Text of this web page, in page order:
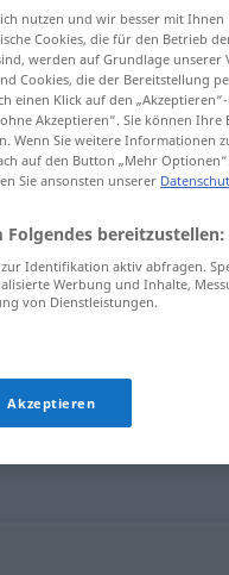
nutzen und wir besser mit Ihnen
Cookies, die für den Betrieb
werden auf Grundlage unserer
Cookies, die der Bereitstellung
einen Klick auf den
Akzeptieren“. Sie können Ihre
Wenn Sie weitere Informationen
auf den Button „Mehr Optionen“.
Sie ansonsten unserer
bereitzustellen:
Identifikation aktiv abfragen.
Werbung und Inhalte,
von Dienstleistungen.
Akzeptieren